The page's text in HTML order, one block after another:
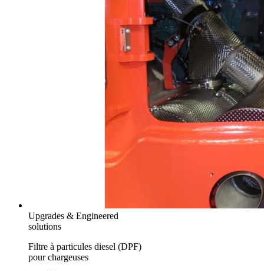
Upgrades & Engineered
solutions
Filtre à particules diesel (DPF)
pour chargeuses